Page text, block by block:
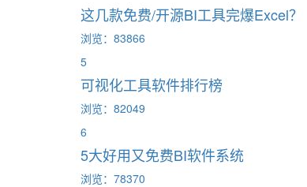
这几款免费/开源BI工具完爆Excel？
浏览：83866
5
可视化工具软件排行榜
浏览：82049
6
5大好用又免费BI软件系统
浏览：78370